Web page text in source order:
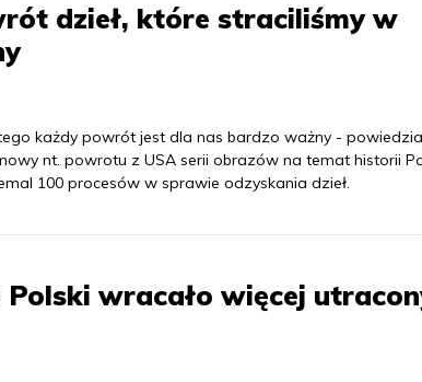
dzieł, które straciliśmy w
każdy powrót jest dla nas bardzo ważny -
nt. powrotu z USA serii obrazów na temat historii
100 procesów w sprawie odzyskania dzieł.
wracało więcej